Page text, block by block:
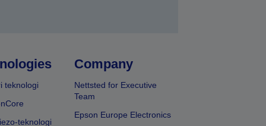
teknologi
teknologi
Company
Nettsted for Executive
Team
Epson Europe Electronics